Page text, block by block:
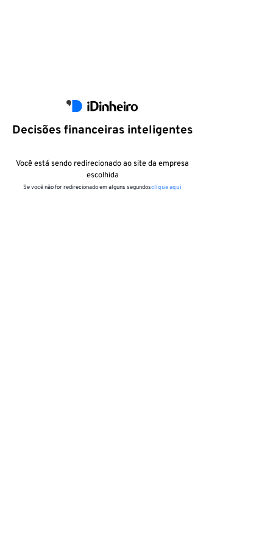
Decisões financeiras inteligentes
Você está sendo redirecionado ao site da empresa
escolhida
Se você não for redirecionado em alguns segundosclique aqui